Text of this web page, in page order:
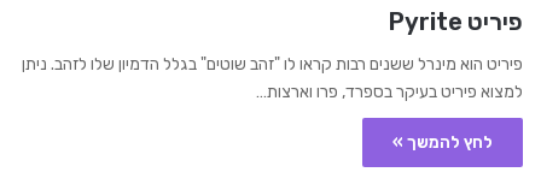
פיריט Pyrite
פיריט הוא מינרל ששנים רבות קראו לו "זהב שוטים" בגלל הדמיון שלו לזהב. ניתן
למצוא פיריט בעיקר בספרד, פרו וארצות…
לחץ להמשך »